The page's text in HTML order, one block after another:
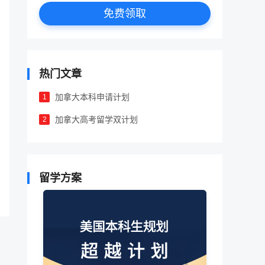
免费领取
热门文章
1 加拿大本科申请计划
2 加拿大高考留学双计划
留学方案